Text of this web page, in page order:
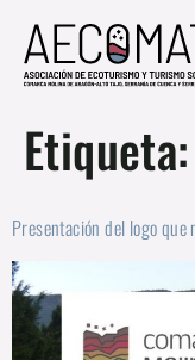
Etiqueta:
Presentación del logo que